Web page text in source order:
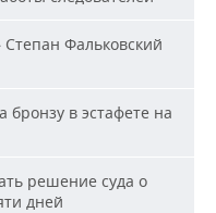
Фальковский
бронзу в эстафете на
решение суда о
дней